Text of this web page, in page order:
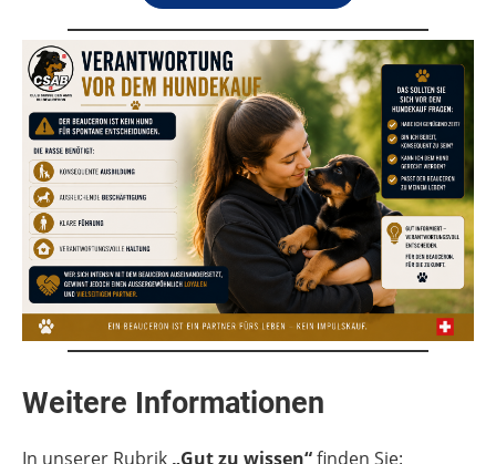
Weitere Informationen
In unserer Rubrik „Gut zu wissen“finden Sie: